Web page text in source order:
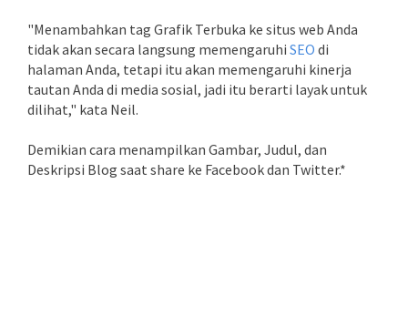
"Menambahkan tag Grafik Terbuka ke situs web Anda
tidak akan secara langsung memengaruhi SEO di
halaman Anda, tetapi itu akan memengaruhi kinerja
tautan Anda di media sosial, jadi itu berarti layak untuk
dilihat," kata Neil.
Demikian cara menampilkan Gambar, Judul, dan
Deskripsi Blog saat share ke Facebook dan Twitter.*